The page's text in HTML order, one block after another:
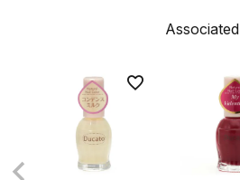
Associated